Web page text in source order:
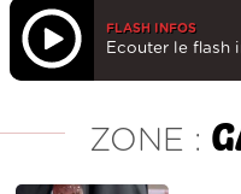
FLASH INFOS
Ecouter le flash
ZONE :